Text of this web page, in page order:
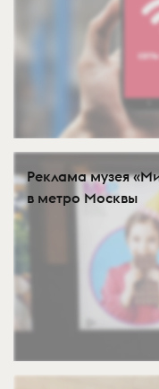
Реклама музея
в метро Москвы